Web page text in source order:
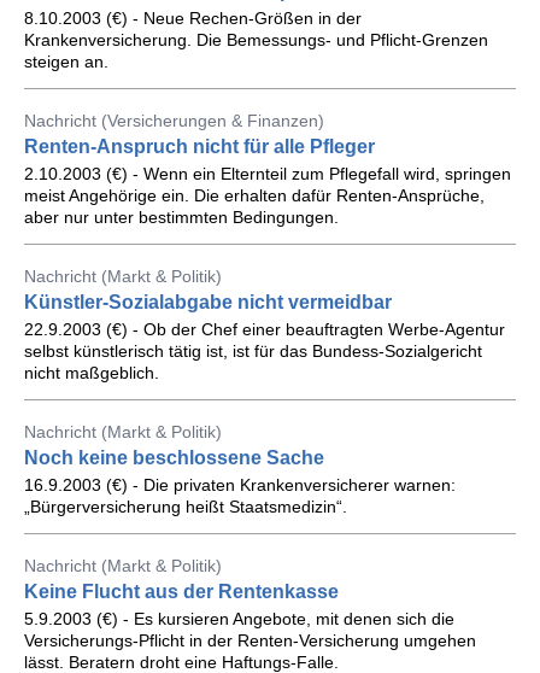
8.10.2003 (€) - Neue Rechen-Größen in der
Krankenversicherung. Die Bemessungs- und Pflicht-Grenzen
steigen an.
Nachricht (Versicherungen & Finanzen)
Renten-Anspruch nicht für alle Pfleger
2.10.2003 (€) - Wenn ein Elternteil zum Pflegefall wird, springen
meist Angehörige ein. Die erhalten dafür Renten-Ansprüche,
aber nur unter bestimmten Bedingungen.
Nachricht (Markt & Politik)
Künstler-Sozialabgabe nicht vermeidbar
22.9.2003 (€) - Ob der Chef einer beauftragten Werbe-Agentur
selbst künstlerisch tätig ist, ist für das Bundess-Sozialgericht
nicht maßgeblich.
Nachricht (Markt & Politik)
Noch keine beschlossene Sache
16.9.2003 (€) - Die privaten Krankenversicherer warnen:
„Bürgerversicherung heißt Staatsmedizin“.
Nachricht (Markt & Politik)
Keine Flucht aus der Rentenkasse
5.9.2003 (€) - Es kursieren Angebote, mit denen sich die
Versicherungs-Pflicht in der Renten-Versicherung umgehen
lässt. Beratern droht eine Haftungs-Falle.